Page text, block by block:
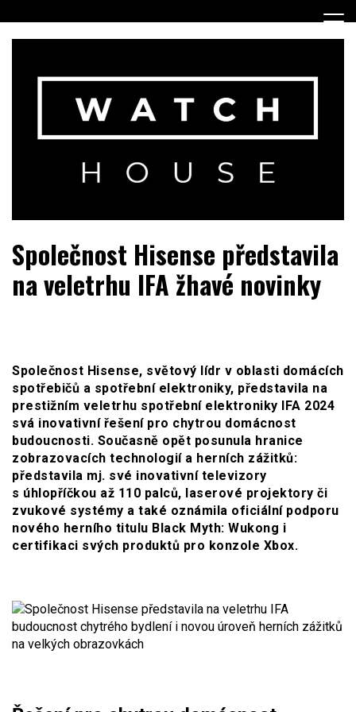
to
content
WatchHouse.cz
Společnost Hisense představila
na veletrhu IFA žhavé novinky
Společnost Hisense, světový lídr v oblasti domácích
spotřebičů a spotřební elektroniky, představila na
prestižním veletrhu spotřební elektroniky IFA 2024
svá inovativní řešení pro chytrou domácnost
budoucnosti. Současně opět posunula hranice
zobrazovacích technologií a herních zážitků:
představila mj. své inovativní televizory
s úhlopříčkou až 110 palců, laserové projektory či
zvukové systémy a také oznámila oficiální podporu
nového herního titulu Black Myth: Wukong i
certifikaci svých produktů pro konzole Xbox.